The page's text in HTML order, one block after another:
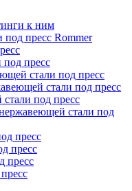
к ним
пресс Rommer
пресс
стали под пресс
стали под пресс
под пресс
стали под
пресс
пресс
пресс